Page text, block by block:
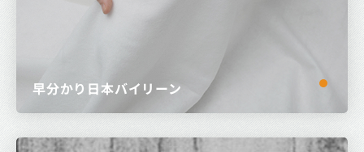
早分かり日本バイリーン